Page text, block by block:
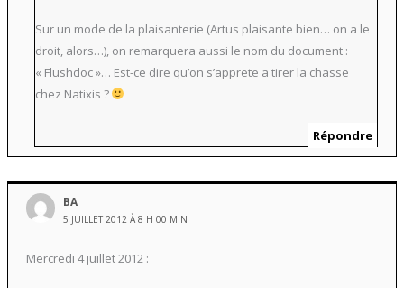
Sur un mode de la plaisanterie (Artus plaisante bien… on a le
droit, alors…), on remarquera aussi le nom du document :
« Flushdoc »… Est-ce dire qu’on s’apprete a tirer la chasse
chez Natixis ?
Répondre
BA
5 JUILLET 2012 À 8 H 00 MIN
Mercredi 4 juillet 2012 :